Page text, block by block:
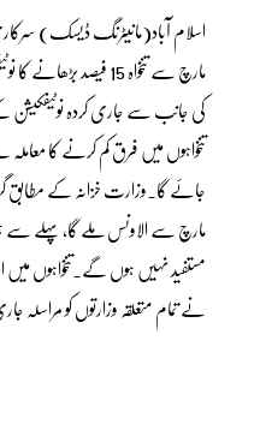
اسلام آباد(مانیٹرنگ ڈیسک)
مارچ سے تنخواہ 15
کی جانب سے جاری کردہ نوٹیفکیشن
مستفید نہیں ہوں گے۔تنخواہوں
نے تمام متعلقہ وزارتوں کو مراسلہ